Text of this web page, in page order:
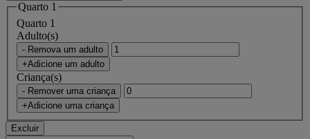
Quarto 1
Quarto 1
Adulto(s)
- Remova um adulto
+Adicione um adulto
Criança(s)
- Remover uma criança
+Adicione uma criança
Excluir